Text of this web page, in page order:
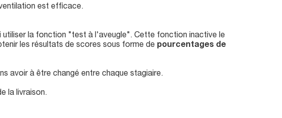
est efficace.
la fonction "test à l'aveugle". Cette fonction inactive le
les résultats de scores sous forme de pourcentages de
avoir à être changé entre chaque stagiaire.
la livraison.